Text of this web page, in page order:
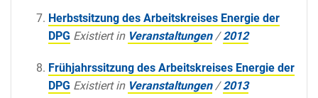
Herbstsitzung des Arbeitskreises Energie der
DPG Existiert in Veranstaltungen /2012
Frühjahrssitzung des Arbeitskreises Energie der
DPG Existiert in Veranstaltungen /2013